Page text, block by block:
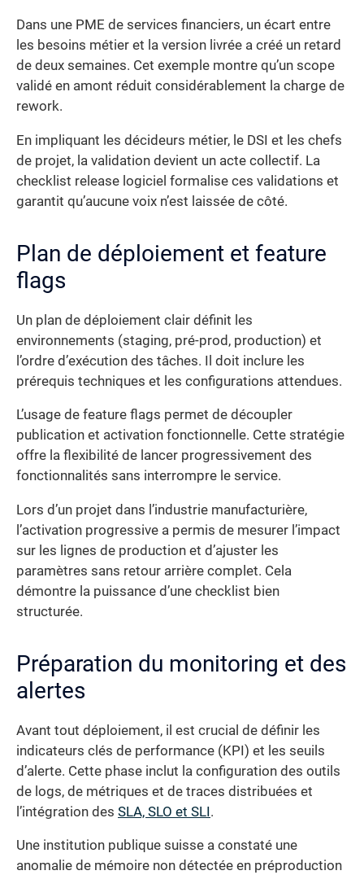
Dans une PME de services financiers, un écart entre
les besoins métier et la version livrée a créé un retard
de deux semaines. Cet exemple montre qu’un scope
validé en amont réduit considérablement la charge de
rework.
En impliquant les décideurs métier, le DSI et les chefs
de projet, la validation devient un acte collectif. La
checklist release logiciel formalise ces validations et
garantit qu’aucune voix n’est laissée de côté.
Plan de déploiement et feature
flags
Un plan de déploiement clair définit les
environnements (staging, pré-prod, production) et
l’ordre d’exécution des tâches. Il doit inclure les
prérequis techniques et les configurations attendues.
L’usage de feature flags permet de découpler
publication et activation fonctionnelle. Cette stratégie
offre la flexibilité de lancer progressivement des
fonctionnalités sans interrompre le service.
Lors d’un projet dans l’industrie manufacturière,
l’activation progressive a permis de mesurer l’impact
sur les lignes de production et d’ajuster les
paramètres sans retour arrière complet. Cela
démontre la puissance d’une checklist bien
structurée.
Préparation du monitoring et des
alertes
Avant tout déploiement, il est crucial de définir les
indicateurs clés de performance (KPI) et les seuils
d’alerte. Cette phase inclut la configuration des outils
de logs, de métriques et de traces distribuées et
l’intégration des SLA, SLO et SLI.
Une institution publique suisse a constaté une
anomalie de mémoire non détectée en préproduction